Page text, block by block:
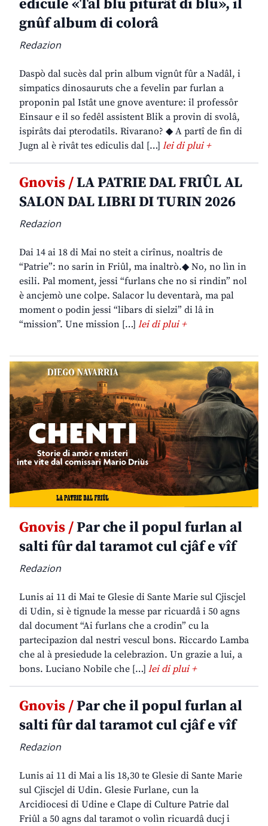
edicule «Tal blu piturât di blu», il
gnûf album di colorâ
Redazion
Daspò dal sucès dal prin album vignût fûr a Nadâl, i
simpatics dinosauruts che a fevelin par furlan a
proponin pal Istât une gnove aventure: il professôr
Einsaur e il so fedêl assistent Blik a provin di svolâ,
ispirâts dai pterodatils. Rivarano? ◆ A partî de fin di
Jugn al è rivât tes ediculis dal […] lei di plui +
Gnovis /LA PATRIE DAL FRIÛL AL
SALON DAL LIBRI DI TURIN 2026
Redazion
Dai 14 ai 18 di Mai no steit a cirînus, noaltris de
“Patrie”: no sarin in Friûl, ma inaltrò.◆ No, no lìn in
esili. Pal moment, jessi “furlans che no si rindin” nol
è ancjemò une colpe. Salacor lu deventarà, ma pal
moment o podin jessi “libars di sielzi” di lâ in
“mission”. Une mission […] lei di plui +
Gnovis /Par che il popul furlan al
salti fûr dal taramot cul cjâf e vîf
Redazion
Lunis ai 11 di Mai te Glesie di Sante Marie sul Cjiscjel
di Udin, si è tignude la messe par ricuardâ i 50 agns
dal document “Ai furlans che a crodin” cu la
partecipazion dal nestri vescul bons. Riccardo Lamba
che al à presiedude la celebrazion. Un grazie a lui, a
bons. Luciano Nobile che […] lei di plui +
Gnovis /Par che il popul furlan al
salti fûr dal taramot cul cjâf e vîf
Redazion
Lunis ai 11 di Mai a lis 18,30 te Glesie di Sante Marie
sul Cjiscjel di Udin. Glesie Furlane, cun la
Arcidiocesi di Udine e Clape di Culture Patrie dal
Friûl a 50 agns dal taramot o volìn ricuardâ ducj i